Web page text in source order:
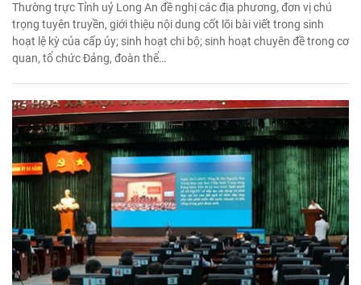
Thường trực Tỉnh uỷ Long An đề nghị các địa phương, đơn vị chú
trọng tuyên truyền, giới thiệu nội dung cốt lõi bài viết trong sinh
hoạt lệ kỳ của cấp ủy; sinh hoạt chi bộ; sinh hoạt chuyên đề trong cơ
quan, tổ chức Đảng, đoàn thể…